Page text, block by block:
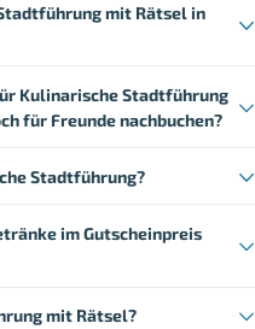
mit Rätsel in
Kulinarische Stadtführung
für Freunde nachbuchen?
Stadtführung?
im Gutscheinpreis
mit Rätsel?